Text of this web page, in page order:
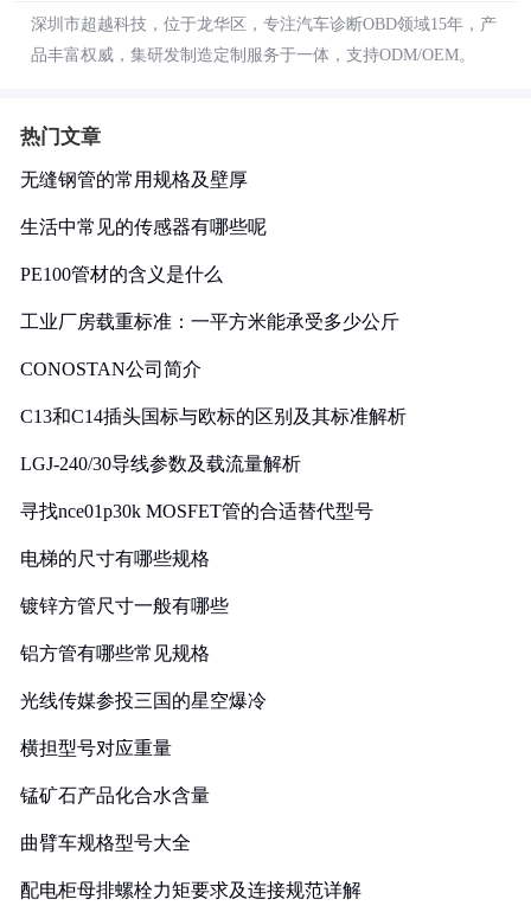
深圳市超越科技，位于龙华区，专注汽车诊断OBD领域15年，产
品丰富权威，集研发制造定制服务于一体，支持ODM/OEM。
热门文章
无缝钢管的常用规格及壁厚
生活中常见的传感器有哪些呢
PE100管材的含义是什么
工业厂房载重标准：一平方米能承受多少公斤
CONOSTAN公司简介
C13和C14插头国标与欧标的区别及其标准解析
LGJ-240/30导线参数及载流量解析
寻找nce01p30k MOSFET管的合适替代型号
电梯的尺寸有哪些规格
镀锌方管尺寸一般有哪些
铝方管有哪些常见规格
光线传媒参投三国的星空爆冷
横担型号对应重量
锰矿石产品化合水含量
曲臂车规格型号大全
配电柜母排螺栓力矩要求及连接规范详解